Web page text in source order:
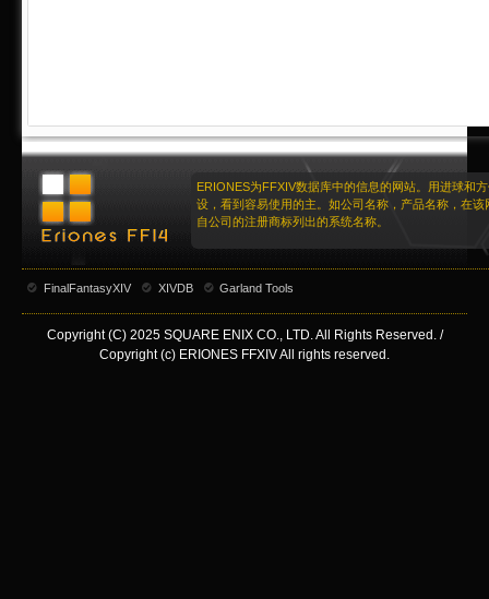
ERIONES为FFXIV数据库中的信息的网站。用进球和
设，看到容易使用的主。如公司名称，产品名称，在该
自公司的注册商标列出的系统名称。
FinalFantasyXIV XIVDB Garland Tools
Copyright (C) 2025 SQUARE ENIX CO., LTD. All Rights Reserved. /
Copyright (c) ERIONES FFXIV All rights reserved.